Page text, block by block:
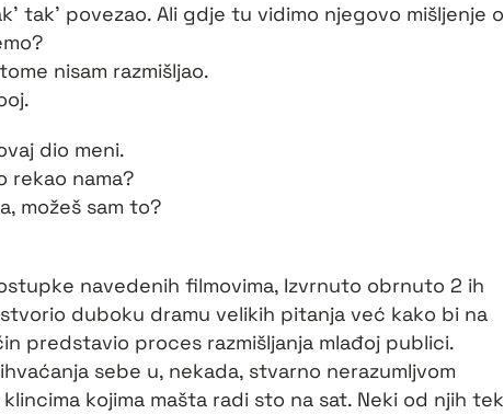
tak' povezao. Ali gdje tu vidimo njegovo mišljenje o
nisam razmišljao.
dio meni.
rekao nama?
možeš sam to?
navedenih filmovima, Izvrnuto obrnuto 2 ih
duboku dramu velikih pitanja već kako bi na
predstavio proces razmišljanja mlađoj publici.
sebe u, nekada, stvarno nerazumljvom
kojima mašta radi sto na sat. Neki od njih tek